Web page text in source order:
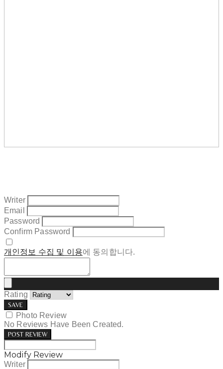
Writer
Email
Password
Confirm Password
개인정보 수집 및 이용에 동의합니다.
Rating
SAVE
Photo Review
No Reviews Have Been Created.
POST REVIEW
Modify Review
Writer